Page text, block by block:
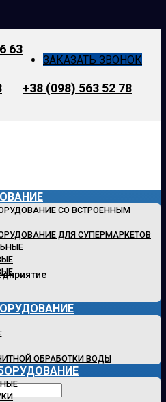
63
+38 (098) 563 52 78
ЗАКАЗАТЬ ЗВОНОК
СО ВСТРОЕННЫМ
ДЛЯ СУПЕРМАРКЕТОВ
ОБРАБОТКИ ВОДЫ